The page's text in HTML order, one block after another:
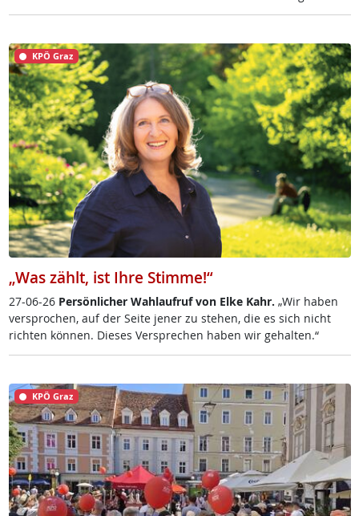
KPÖ Graz
„Was zählt, ist Ihre Stimme!“
27-06-26 Per­sön­li­cher Wahl­auf­ruf von El­ke Kahr. „Wir ha­ben
ver­spro­chen, auf der Sei­te je­ner zu ste­hen, die es sich nicht
rich­ten kön­nen. Die­ses Ver­sp­re­chen ha­ben wir ge­hal­ten.“
KPÖ Graz